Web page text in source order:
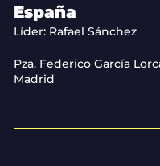
España
Líder: Rafael Sánchez
Pza. Federico García
Madrid